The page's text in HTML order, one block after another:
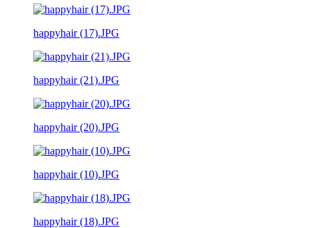
happyhair (17).JPG
happyhair (21).JPG
happyhair (20).JPG
happyhair (10).JPG
happyhair (18).JPG